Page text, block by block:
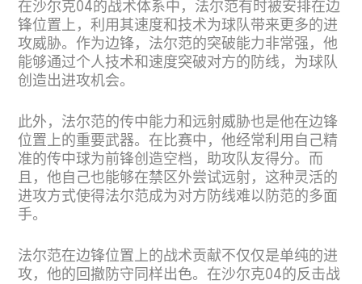
在沙尔克04的战术体系中，法尔范有时被安排在边
锋位置上，利用其速度和技术为球队带来更多的进
攻威胁。作为边锋，法尔范的突破能力非常强，他
能够通过个人技术和速度突破对方的防线，为球队
创造出进攻机会。
此外，法尔范的传中能力和远射威胁也是他在边锋
位置上的重要武器。在比赛中，他经常利用自己精
准的传中球为前锋创造空档，助攻队友得分。而
且，他自己也能够在禁区外尝试远射，这种灵活的
进攻方式使得法尔范成为对方防线难以防范的多面
手。
法尔范在边锋位置上的战术贡献不仅仅是单纯的进
攻，他的回撤防守同样出色。在沙尔克04的反击战